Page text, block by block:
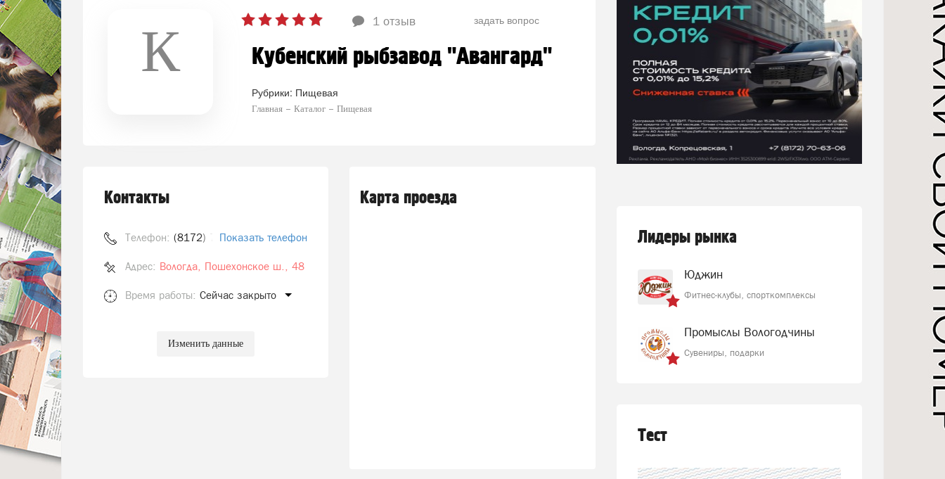
К 1 отзыв задать вопрос
Кубенский рыбзавод "Авангард"
Рубрики: Пищевая
Главная Каталог Пищевая
Контакты
Телефон: (8172) 71-40-40Показать телефон
Адрес: Вологда, Пошехонское ш., 48
Время работы: Сейчас закрыто
Изменить данные
Карта проезда
Лидеры рынка
Юджин
Фитнес-клубы, спорткомплексы
Промыслы Вологодчины
Сувениры, подарки
Тест